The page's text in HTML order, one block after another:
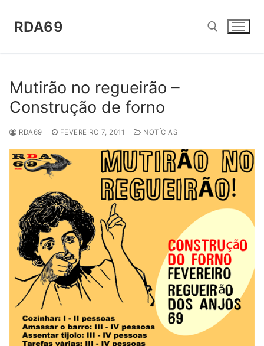
paraRDA69
Mutirão no regueirão –
Construção de forno
RDA69 FEVEREIRO 7, 2011 NOTÍCIAS